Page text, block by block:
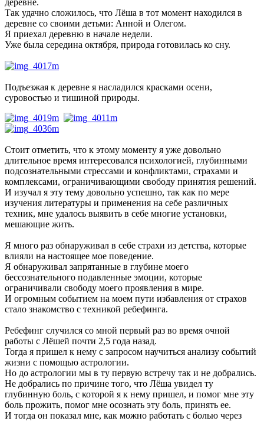
Так удачно сложилось, что Лёша в тот момент находился в
деревне со своими детьми: Анной и Олегом.
Я приехал деревню в начале недели.
Уже была середина октября, природа готовилась ко сну.
Подъезжая к деревне я насладился красками осени,
суровостью и тишиной природы.
Стоит отметить, что к этому моменту я уже довольно
длительное время интересовался психологией, глубинными
подсознательными стрессами и конфликтами, страхами и
комплексами, ограничивающими свободу принятия решений.
И изучал я эту тему довольно успешно, так как по мере
изучения литературы и применения на себе различных
техник, мне удалось выявить в себе многие установки,
мешающие жить.
Я много раз обнаруживал в себе страхи из детства, которые
влияли на настоящее мое поведение.
Я обнаруживал запрятанные в глубине моего
бессознательного подавленные эмоции, которые
ограничивали свободу моего проявления в мире.
И огромным событием на моем пути избавления от страхов
стало знакомство с техникой ребефинга.
Ребефинг случился со мной первый раз во время очной
работы с Лёшей почти 2,5 года назад.
Тогда я пришел к нему с запросом научиться анализу событий
жизни с помощью астрологии.
Но до астрологии мы в ту первую встречу так и не добрались.
Не добрались по причине того, что Лёша увидел ту
глубинную боль, с которой я к нему пришел, и помог мне эту
боль прожить, помог мне осознать эту боль, принять ее.
И тогда он показал мне, как можно работать с болью через